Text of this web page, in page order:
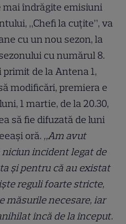
mai îndrăgite emisiuni
„Chefi la cuțite”, va
cu un nou sezon, la
cu numărul 8.
de la Antena 1,
modificări, premiera e
1 martie, de la 20.30,
să fie difuzată de luni
oră. „Am avut
incident legat de
și pentru că au existat
reguli foarte stricte,
măsurile necesare, iar
încă de la început.